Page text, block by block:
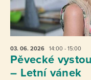
03. 06. 2026 14:00 - 15:00
Pěvecké
– Letní vánek